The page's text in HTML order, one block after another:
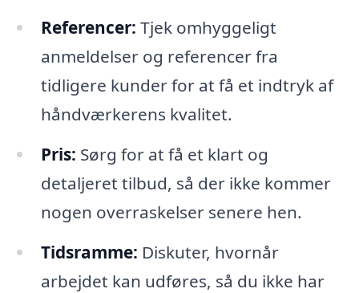
Referencer: Tjek omhyggeligt
anmeldelser og referencer fra
tidligere kunder for at få et indtryk af
håndværkerens kvalitet.
Pris: Sørg for at få et klart og
detaljeret tilbud, så der ikke kommer
nogen overraskelser senere hen.
Tidsramme: Diskuter, hvornår
arbejdet kan udføres, så du ikke har